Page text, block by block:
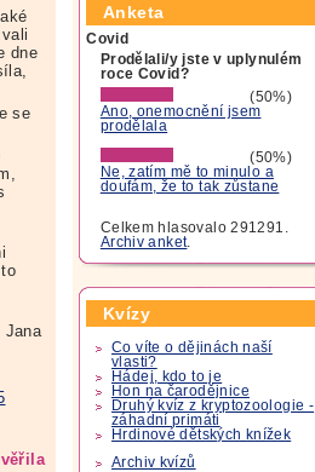
dne
se
Jana
Anketa
Covid
Prodělali/y jste v uplynulém
roce Covid?
(50%)
Ano, onemocnění jsem
prodělala
(50%)
Ne, zatím mě to minulo a
doufám, že to tak zůstane
Celkem hlasovalo 291291.
Archiv anket.
Kvízy
Co víte o dějinách naší
vlasti?
Hádej, kdo to je
Hon na čarodějnice
Druhý kvíz z kryptozoologie -
záhadní primáti
Hrdinové dětských knížek
Archiv kvízů